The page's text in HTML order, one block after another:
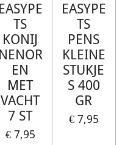
EASYPE
TS
KONIJ
NENOR
EN
MET
VACHT
7 ST
€ 7,95
EASYPE
TS
PENS
KLEINE
STUKJE
S 400
GR
€ 7,95